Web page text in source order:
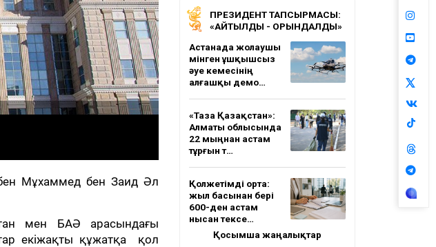
Мұхаммед бен Заид Әл
мен БАӘ арасындағы
екіжақты құжатқа қол
ПРЕЗИДЕНТ ТАПСЫРМАСЫ:
«АЙТЫЛДЫ - ОРЫНДАЛДЫ»
Астанада жолаушы
мінген ұшқышсыз
әуе кемесінің
алғашқы демо…
«Таза Қазақстан»:
Алматы облысында
22 мыңнан астам
тұрғын т…
Қолжетімді орта:
жыл басынан бері
600-ден астам
нысан тексе…
Қосымша жаңалықтар